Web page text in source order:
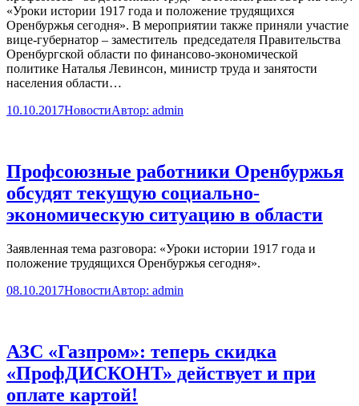
«Уроки истории 1917 года и положение трудящихся
Оренбуржья сегодня». В мероприятии также приняли участие
вице-губернатор – заместитель председателя Правительства
Оренбургской области по финансово-экономической
политике Наталья Левинсон, министр труда и занятости
населения области…
10.10.2017НовостиАвтор: admin
Профсоюзные работники Оренбуржья
обсудят текущую социально-
экономическую ситуацию в области
Заявленная тема разговора: «Уроки истории 1917 года и
положение трудящихся Оренбуржья сегодня».
08.10.2017НовостиАвтор: admin
АЗС «Газпром»: теперь скидка
«ПрофДИСКОНТ» действует и при
оплате картой!